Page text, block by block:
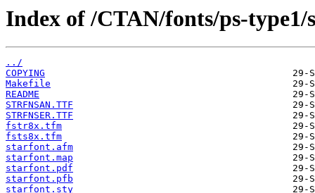
Index of /CTAN/fonts/ps-
../
COPYING
Makefile
README
STRFNSAN.TTF
STRFNSER.TTF
fstr8x.tfm
fsts8x.tfm
starfont.afm
starfont.map
starfont.pdf
starfont.pfb
starfont.sty